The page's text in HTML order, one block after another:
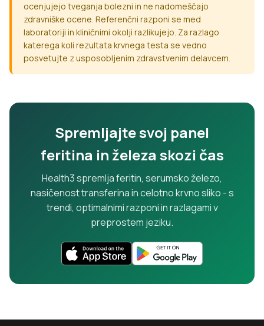
ocenjujejo tveganja bolezni in ne nadomeščajo
zdravniške ocene. Referenčni razponi se med
laboratoriji in kliničnimi okolji razlikujejo. Za razlago
katerega koli rezultata krvnega testa se vedno
posvetujte z usposobljenim zdravstvenim delavcem.
Spremljajte svoj panel
feritina in železa skozi čas
Health3 spremlja feritin, serumsko železo,
nasičenost transferina in celotno krvno sliko - s
trendi, optimalnimi razponi in razlagami v
preprostem jeziku.